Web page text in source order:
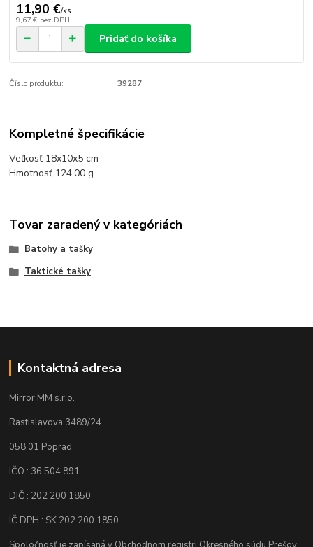
11,90 €/ks
9,67 € bez DPH
Pridať do košíka
Číslo produktu: 39287
Kompletné špecifikácie
Veľkosť 18x10x5 cm
Hmotnosť 124,00 g
Tovar zaradený v kategóriách
Batohy a tašky
Taktické tašky
Kontaktná adresa
Mirror MM s.r.o.
Rastislavova 3489/24
058 01 Poprad
IČO : 36 504 891
DIČ : 202 200 1850
IČ DPH : SK 202 200 1850